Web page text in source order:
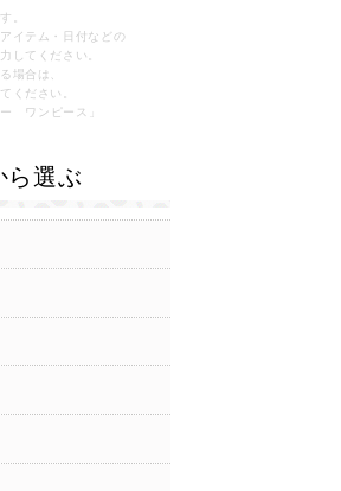
。
イテム・日付などの
してください。
場合は、
ください。
ワンピース」
ら選ぶ